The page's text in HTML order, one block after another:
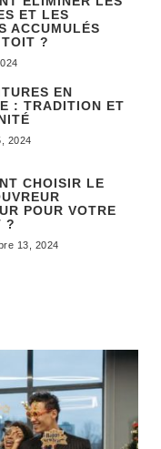
ET LES
ACCUMULÉS
?
EN
: TRADITION ET
2024
CHOISIR LE
POUR VOTRE
?
13, 2024